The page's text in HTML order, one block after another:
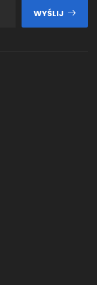
WYŚLIJ